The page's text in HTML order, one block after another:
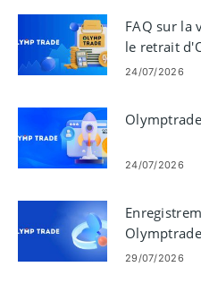
FAQ sur la
le retrait
24/07/2026
24/07/2026
votre compte
29/07/2026